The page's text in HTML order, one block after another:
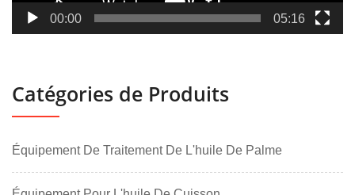
00:00 05:16
Catégories de Produits
Équipement De Traitement De L'huile De Palme